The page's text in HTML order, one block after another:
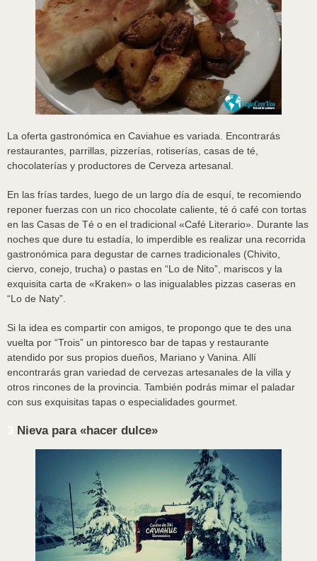
La oferta gastronómica en Caviahue es variada. Encontrarás
restaurantes, parrillas, pizzerías, rotiserías, casas de té,
chocolaterías y productores de Cerveza artesanal.
En las frías tardes, luego de un largo día de esquí, te recomiendo
reponer fuerzas con un rico chocolate caliente, té ó café con tortas
en las Casas de Té o en el tradicional «Café Literario». Durante las
noches que dure tu estadía, lo imperdible es realizar una recorrida
gastronómica para degustar de carnes tradicionales (Chivito,
ciervo, conejo, trucha) o pastas en “Lo de Nito”, mariscos y la
exquisita carta de «Kraken» o las inigualables pizzas caseras en
“Lo de Naty”.
Si la idea es compartir con amigos, te propongo que te des una
vuelta por “Trois” un pintoresco bar de tapas y restaurante
atendido por sus propios dueños, Mariano y Vanina. Allí
encontrarás gran variedad de cervezas artesanales de la villa y
otros rincones de la provincia. También podrás mimar el paladar
con sus exquisitas tapas o especialidades gourmet.
Nieva para «hacer dulce»